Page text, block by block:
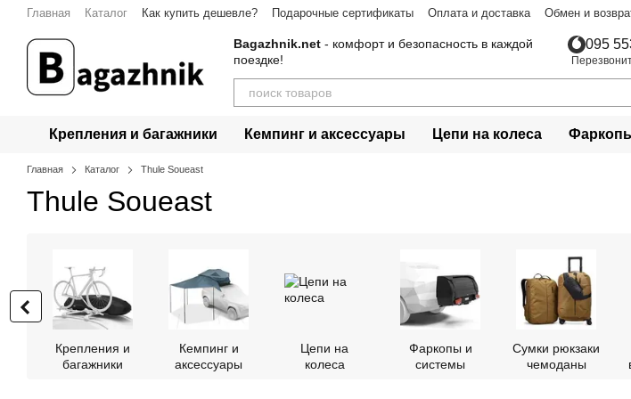
Перейти к основному контенту
Главная Каталог Как купить дешевле? Подарочные сертификаты Оплата и доставка Обмен и
Bagazhnik.net - комфорт и безопасность в каждой
поездке!
095
Крепления и багажники Кемпинг и аксессуары Цепи на колеса
Главная Каталог Thule Soueast
Thule Soueast
Крепления и
багажники
Кемпинг и
аксессуары
Цепи на
колеса
Фаркопы и
системы
Сумки рюкзаки
чемоданы